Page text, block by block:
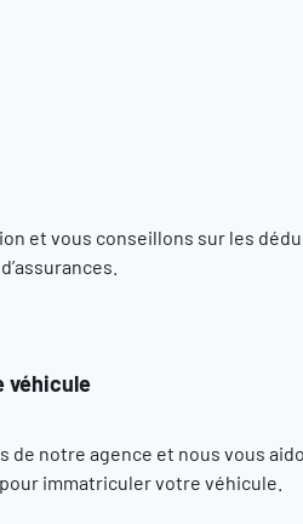
et vous conseillons sur les
véhicule
de notre agence et nous vous
immatriculer votre véhicule.